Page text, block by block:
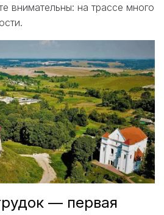
внимательны: на трассе много
— первая